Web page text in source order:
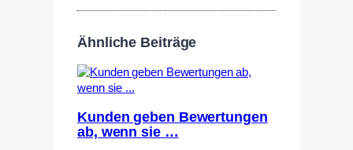
Ähnliche Beiträge
Kunden geben Bewertungen
ab, wenn sie …